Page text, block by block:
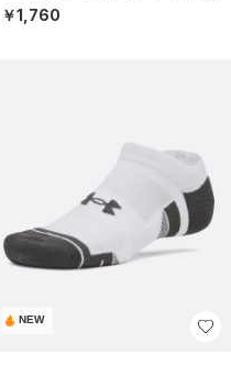
ニング/UNISEX）
￥1,760
NEW